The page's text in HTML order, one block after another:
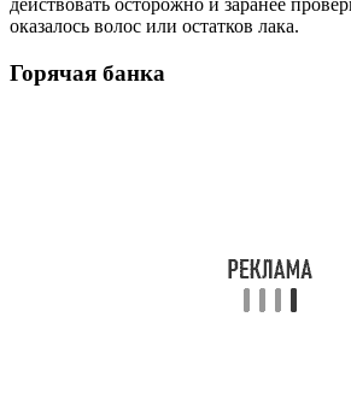
действовать осторожно и заранее
оказалось волос или остатков лака.
Горячая банка